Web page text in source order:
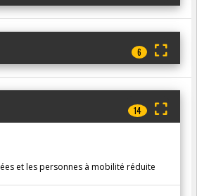
6
14
et les personnes à mobilité réduite